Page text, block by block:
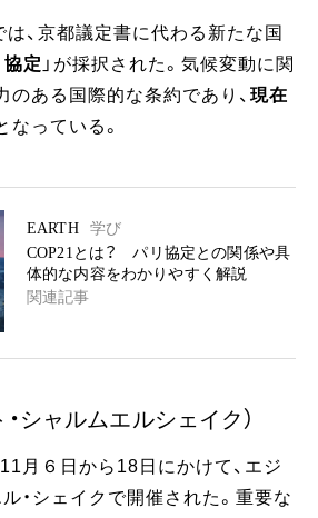
、京都議定書に代わる新たな国
定 」が採択された。気候変動に関
ある国際的な条約であり、 現在
なっている。
EARTH
学び
COP21とは？ パリ協定との関係や具
体的な内容をわかりやすく解説
関連記事
・シャルムエルシェイク）
月６日から18日にかけて、エジ
・シェイクで開催された。重要な